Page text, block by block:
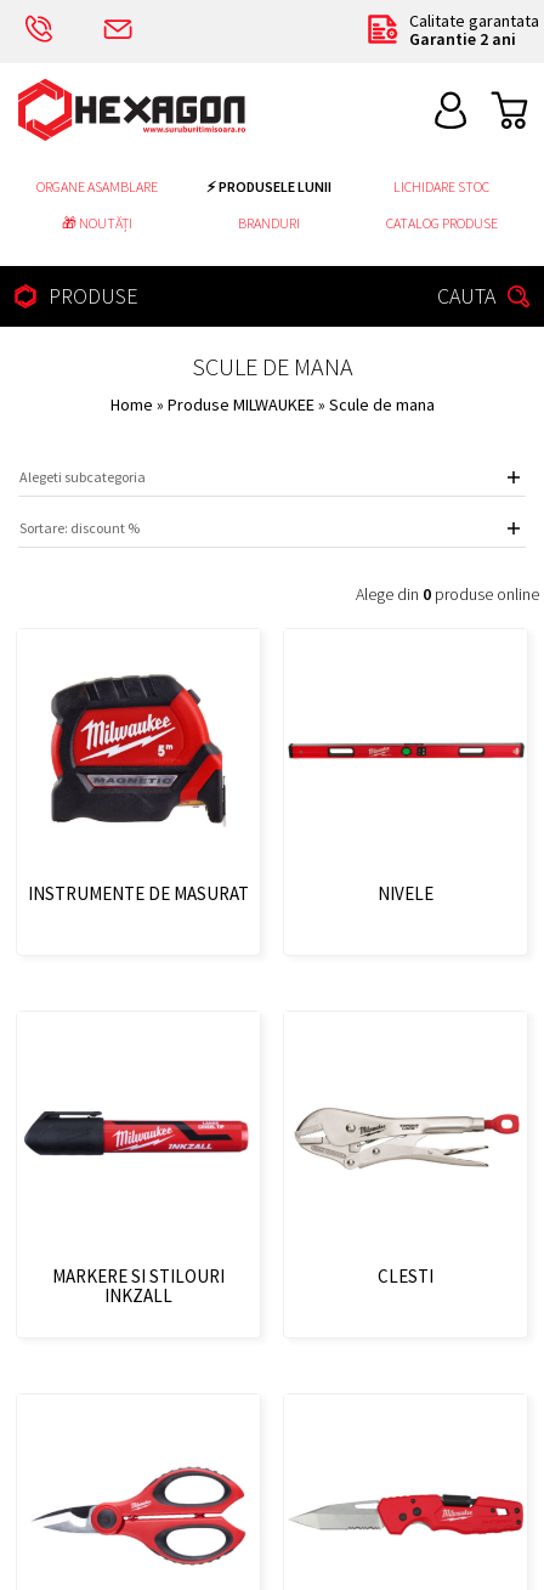
Calitate garantata
Garantie 2 ani
ORGANE ASAMBLARE ⚡ PRODUSELE LUNII
LICHIDARE STOC
🎁 NOUTĂȚI
BRANDURI CATALOG PRODUSE
PRODUSE CAUTA
SCULE DE MANA
Home » Produse MILWAUKEE» Scule de mana
Alege din 0produse online
INSTRUMENTE DE MASURAT NIVELE
MARKERE SI STILOURI
INKZALL
CLESTI